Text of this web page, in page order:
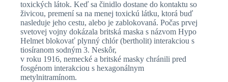
toxických látok. Keď sa činidlo dostane do kontaktu so
živicou, premení sa na menej toxickú látku, ktorá buď
nasleduje jeho cestu, alebo je zablokovaná. Počas prvej
svetovej vojny dokázala britská maska s názvom Hypo
Helmet blokovať plynný chlór (bertholit) interakciou s
tiosíranom sodným 3. Neskôr,
v roku 1916, nemecké a britské masky chránili pred
fosgénom interakciou s hexagonálnym
metylnitramínom.